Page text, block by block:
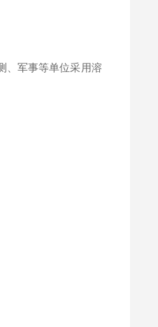
、军事等单位采用溶